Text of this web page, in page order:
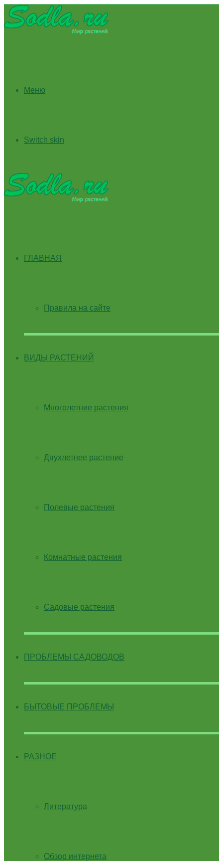
Меню
Switch skin
ГЛАВНАЯ
Правила на сайте
ВИДЫ РАСТЕНИЙ
Многолетние растения
Двухлетнее растение
Полевые растения
Комнатные растения
Садовые растения
ПРОБЛЕМЫ САДОВОДОВ
БЫТОВЫЕ ПРОБЛЕМЫ
РАЗНОЕ
Литература
Обзор интернета